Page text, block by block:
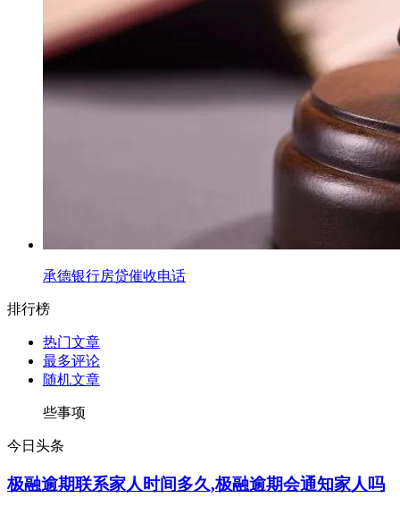
承德银行房贷催收电话
排行榜
热门文章
最多评论
随机文章
些事项
今日头条
极融逾期联系家人时间多久,极融逾期会通知家人吗